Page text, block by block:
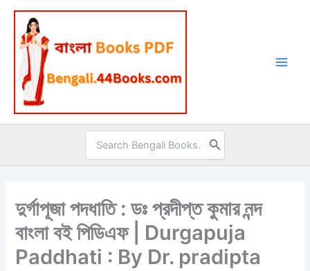
Skip
content
Search
for:
দুর্গাপূজা পদধাতি : ডঃ প্রদীপ্ত কুমার নন্দ
বাংলা বই পিডিএফ | Durgapuja
Paddhati : By Dr. pradipta